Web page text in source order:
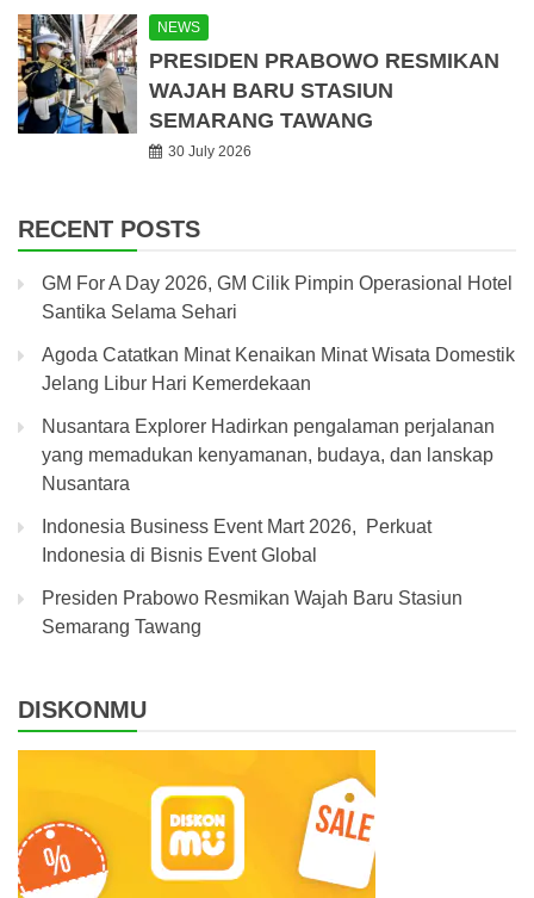
NEWS
PRESIDEN PRABOWO RESMIKAN
WAJAH BARU STASIUN
SEMARANG TAWANG
30 July 2026
RECENT POSTS
GM For A Day 2026, GM Cilik Pimpin Operasional Hotel
Santika Selama Sehari
Agoda Catatkan Minat Kenaikan Minat Wisata Domestik
Jelang Libur Hari Kemerdekaan
Nusantara Explorer Hadirkan pengalaman perjalanan
yang memadukan kenyamanan, budaya, dan lanskap
Nusantara
Indonesia Business Event Mart 2026, Perkuat
Indonesia di Bisnis Event Global
Presiden Prabowo Resmikan Wajah Baru Stasiun
Semarang Tawang
DISKONMU